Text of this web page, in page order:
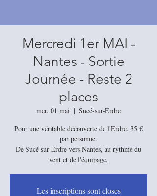
Mercredi 1er MAI -
Nantes - Sortie
Journée - Reste 2
places
mer. 01 mai
  |
Sucé-sur-Erdre
Pour une véritable découverte de l'Erdre. 35 €
par personne.
De Sucé sur Erdre vers Nantes, au rythme du
vent et de l'équipage.
Les inscriptions sont closes